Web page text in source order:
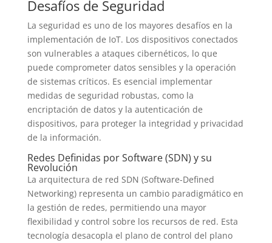
Desafíos de Seguridad
La seguridad es uno de los mayores desafíos en la
implementación de IoT. Los dispositivos conectados
son vulnerables a ataques cibernéticos, lo que
puede comprometer datos sensibles y la operación
de sistemas críticos. Es esencial implementar
medidas de seguridad robustas, como la
encriptación de datos y la autenticación de
dispositivos, para proteger la integridad y privacidad
de la información.
Redes Definidas por Software (SDN) y su
Revolución
La arquitectura de red SDN (Software-Defined
Networking) representa un cambio paradigmático en
la gestión de redes, permitiendo una mayor
flexibilidad y control sobre los recursos de red. Esta
tecnología desacopla el plano de control del plano